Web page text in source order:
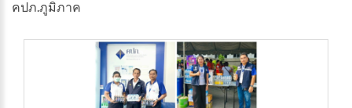
คปภ.ภูมิภาค